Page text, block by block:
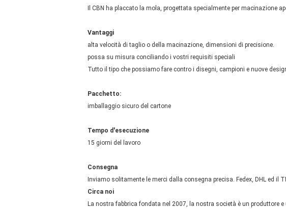
Il CBN ha placcato la mola, progettata specialmente per macinazione
Vantaggi
alta velocità di taglio o della macinazione, dimensioni di precisione.
possa su misura conciliando i vostri requisiti speciali
Tutto il tipo che possiamo fare contro i disegni, campioni e nuove
Pacchetto:
imballaggio sicuro del cartone
Tempo d'esecuzione
15 giorni del lavoro
Consegna
Inviamo solitamente le merci dalla consegna precisa. Fedex, DHL ed il
Circa noi
La nostra fabbrica fondata nel 2007, la nostra società è un produttore